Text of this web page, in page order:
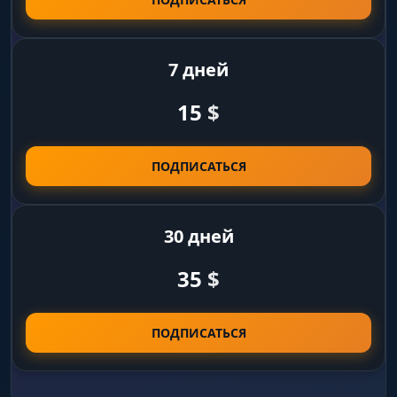
Player Name
отображение никнеймов над головами
графический индикатор запаса здоровья (HP)
Aimbot
настройка радиуса работы аимбота (угол
обзора)
Smooth
7 дней
15 $
ПОДПИСАТЬСЯ
30 дней
35 $
ПОДПИСАТЬСЯ